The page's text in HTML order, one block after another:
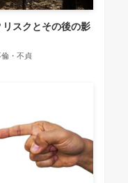
スクとその後の影
・不貞